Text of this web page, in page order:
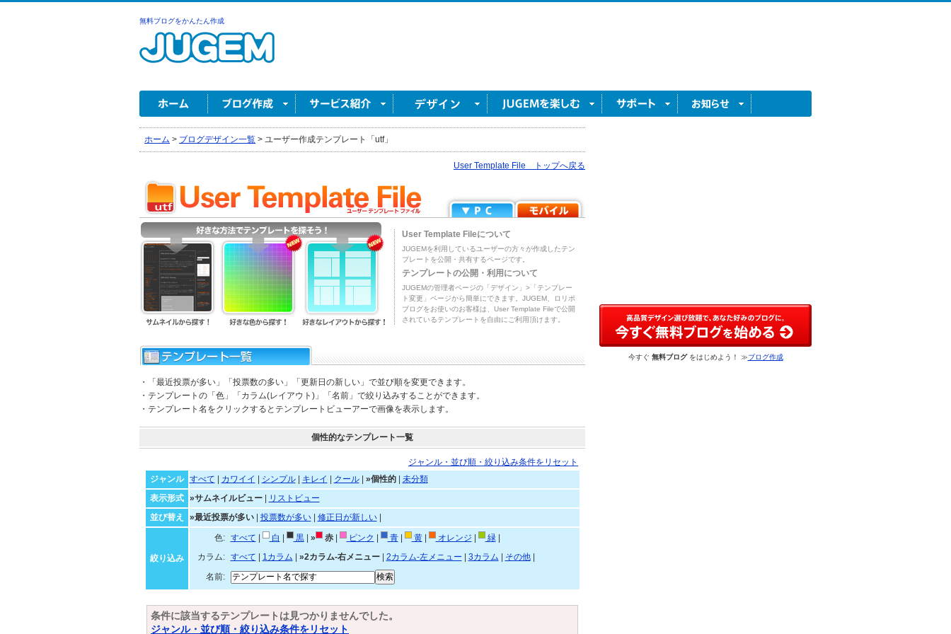
無料ブログをかんたん作成
ホーム > ブログデザイン一覧 > ユーザー作成テンプレート「utf」
User Template File トップへ戻る
User Template Fileについて
JUGEMを利用しているユーザーの方々が作成したテン
プレートを公開・共有するページです。
テンプレートの公開・利用について
JUGEMの管理者ページの「デザイン」>「テンプレー
ト変更」ページから簡単にできます。JUGEM、ロリポ
ブログをお使いのお客様は、User Template Fileで公開
されているテンプレートを自由にご利用頂けます。
・「最近投票が多い」「投票数の多い」「更新日の新しい」で並び順を変更できます。
・テンプレートの「色」「カラム(レイアウト)」「名前」で絞り込みすることができます。
・テンプレート名をクリックするとテンプレートビューアーで画像を表示します。
個性的なテンプレート一覧
ジャンル・並び順・絞り込み条件をリセット
ジャンル
すべて カワイイ シンプル| キレイ クール| »個性的| 未分類
表示形式
»サムネイルビュー|
リストビュー
並び替え
»最近投票が多い| 投票数が多い| 修正日が新しい|
絞り込み
色: すべて 白 黒| » 赤| ピンク 青| 黄| オレンジ 緑|
カラム:
すべて 1カラム »2カラム-右メニュー| 2カラム-左メニュー 3カラム その他|
名前:
条件に該当するテンプレートは見つかりませんでした。
ジャンル・並び順・絞り込み条件をリセット
今すぐ 無料ブログをはじめよう！ ≫ブログ作成